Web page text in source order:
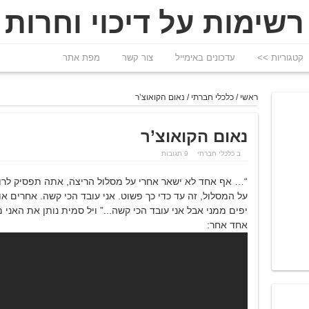
רשימות על דיכוי וחרות
קטגוריות >> עדכונים באימייל צור קשר מפת אתר
ראשי / כלכלי חברתי / נאום הקואוצ’ר
נאום הקואוצ’ר
ב כלכלי חברתי 9 תגובות
“… אף אחד לא ישאר אחרי על מסלול הריצה, אתה תפסיק לרוץ
על המסלול, זה עד כדי כך פשוט. אני עובד הכי קשה. אחרים
יפים ממני אבל אני עובד הכי קשה..
.” ויל סמית נותן את
אחד אחר: